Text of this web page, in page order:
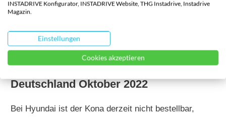
Mustang Mach-E, der ist nämlich auch im Oktober
Hyundai ElektroautosLieferzeit
Deutschland Oktober 2022
Bei Hyundai ist der Kona derzeit nicht bestellbar,
INSTADRIVE Konfigurator, INSTADRIVE Website, THG Instadrive, Instadrive
Magazin.
Einstellungen
Cookies akzeptieren